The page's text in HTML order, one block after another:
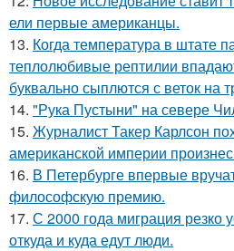
ели первые американцы.
13. Когда температура в штате
теплолюбивые рептилии
буквально сыплются с веток на
14. "Рука Пустыни" на севере
15. Журналист Такер Карлсон
американской империи
16. В Петербурге впервые
философскую премию.
17. С 2000 года миграция резко
откуда и куда едут люди.